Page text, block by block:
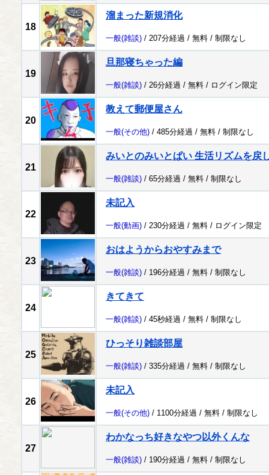
18
溜まった新規消化
一般(雑談) / 207分経過 / 無料 / 制限なし
19
旦那寝ちゃった編
一般(雑談) / 26分経過 / 無料 / ログイン限定
20
教えて郵便屋さん
一般(その他) / 485分経過 / 無料 / 制限なし
21
みいとのみいとぱい 生活リズムを戻
一般(雑談) / 65分経過 / 無料 / 制限なし
22
未記入
一般(動画) / 230分経過 / 無料 / ログイン限定
23
おはようからおやすみまで
一般(雑談) / 196分経過 / 無料 / 制限なし
24
きてきて
一般(雑談) / 45秒経過 / 無料 / 制限なし
25
ひっそり雑談部屋
一般(雑談) / 335分経過 / 無料 / 制限なし
26
未記入
一般(その他) / 1100分経過 / 無料 / 制限なし
27
わかなっち好きなやつ以外くんな
一般(雑談) / 190分経過 / 無料 / 制限なし